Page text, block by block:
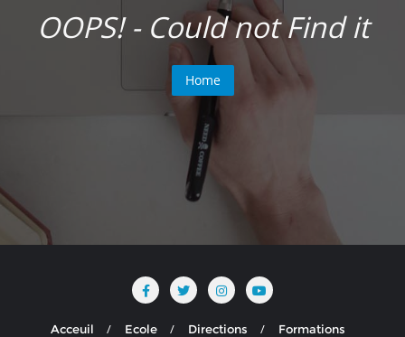
OOPS! - Could not Find it
Home
Acceuil Ecole Directions Formations